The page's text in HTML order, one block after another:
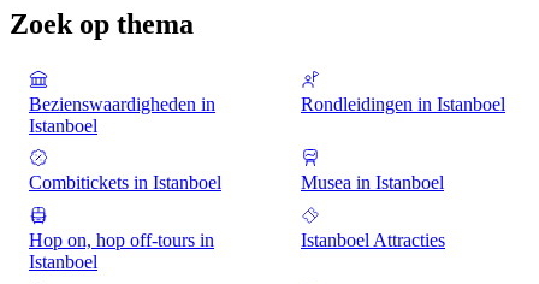
Zoek op thema
Bezienswaardigheden in
Istanboel
Rondleidingen in Istanboel
Combitickets in Istanboel Musea in Istanboel
Hop on, hop off-tours in
Istanboel
Istanboel Attracties